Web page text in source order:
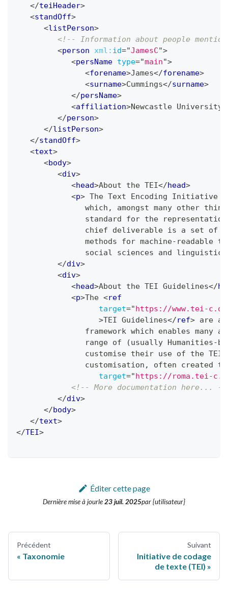
</teiHeader>
<standOff>
<listPerson>
<!-- Information about people
<person xml: id="JamesC">
<persName type="main">
<forename>James</forename>
<surname>Cummings</surname>
</persName>
<affiliation>Newcastle University
</person>
</listPerson>
</standOff>
<text>
<body>
<div>
<head>About the TEI</head>
<p> The Text Encoding Initiative
which, amongst many other
standard for the
chief deliverable is a set of
methods for machine-readable
social sciences and
</div>
<div>
<head>About the TEI Guidelines</
<p>The <ref
target="https://www.tei-
>TEI Guidelines</ref> are a
framework which enables many
range of (usually Humanities-
customise their use of the TEI
customisation, often created
target="https://roma.tei-
<!-- More documentation here... --
</div>
</body>
</text>
</TEI>
Éditer cette page
Dernière mise à jourle23 juil. 2025par {utilisateur}
Précédent
Taxonomie
Suivant
Initiative de codage
de texte (TEI)